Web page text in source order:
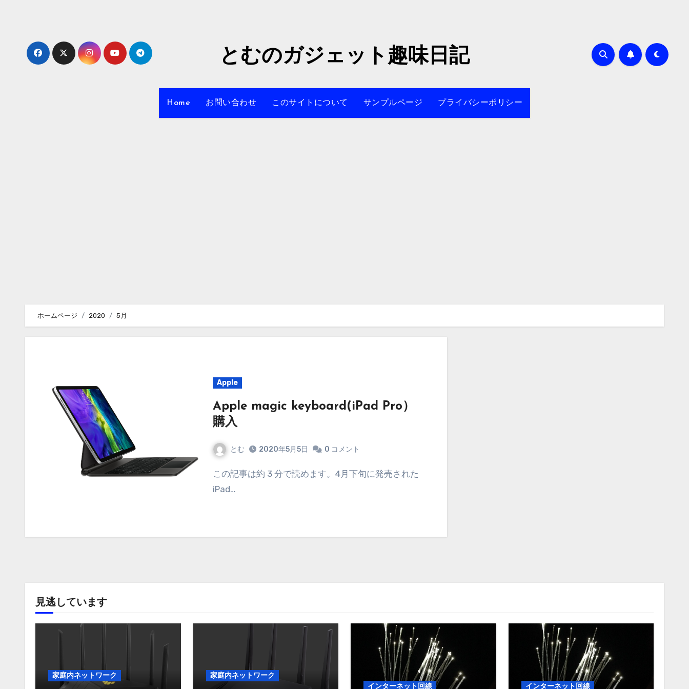
とむのガジェット趣味日記
Home お問い合わせ このサイトについて サンプルページ プライバシーポリシー
ホームページ 2020 5月
Apple
Apple magic keyboard(iPad Pro）
購入
とむ 2020年5月5日 0 コメント
この記事は約 3 分で読めます。4月下旬に発売された
iPad…
見逃しています
家庭内ネットワーク
家庭内ネットワーク
インターネット回線
インターネット回線